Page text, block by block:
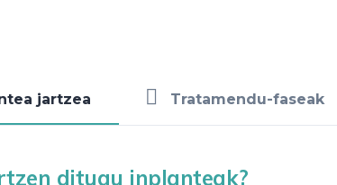
jartzea Tratamendu-faseak
ditugu inplanteak?